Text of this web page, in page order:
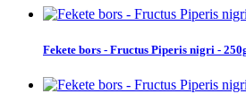
Fekete bors - Fructus Piperis nigri -